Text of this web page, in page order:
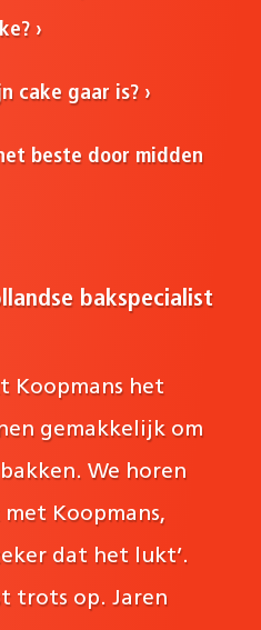
cake gaar is?
beste door midden
bakspecialist
Koopmans het
gemakkelijk om
We horen
Koopmans,
dat het lukt’.
trots op. Jaren